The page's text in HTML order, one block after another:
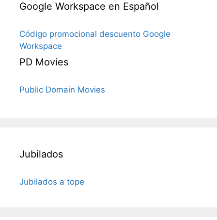
Google Workspace en Español
Código promocional descuento Google
Workspace
PD Movies
Public Domain Movies
Jubilados
Jubilados a tope